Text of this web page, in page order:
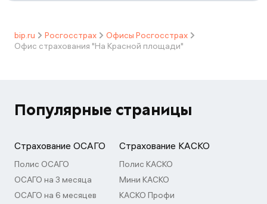
bip.ru Росгосстрах
Офисы Росгосстрах
Офис страхования "На Красной площади"
Популярные страницы
Страхование ОСАГО
Полис ОСАГО
ОСАГО на 3 месяца
ОСАГО на 6 месяцев
Страхование КАСКО
Полис КАСКО
Мини КАСКО
КАСКО Профи